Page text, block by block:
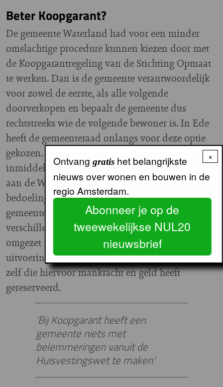
Beter Koopgarant?
De gemeente Waterland had voor een minder
omslachtige procedure kunnen kiezen door met
de Koopgarantregeling van de Stichting Opmaat
te werken. Dan is de gemeente verantwoordelijk
voor zowel de eerste, als alle volgende
doorverkopen en bepaalt de gemeente dus
rechtstreeks wie de volgende bewoner is. In Ede
heeft de gemeenteraad onlangs voor deze optie
gekozen. De eerste Koopgarantwoningen zijn
inmiddels aangeboden in een nieuwbouwproject
aan de Weversteeg in het dorp Otterlo. Het is de
bedoeling dat ook in andere projecten – de
gemeente wil honderd sociale koopwoningen op
verschillende locaties – woningen worden
omgezet naar Koopgarantwoningen. De
uitvoering van de regeling loopt via de gemeente
zelf die hiervoor mankracht en geld heeft
gereserveerd.
‘Bij Koopgarant heeft een
gemeente niets met
belemmeringen vanuit de
Huisvestingswet te maken’
×
Ontvang gratishet belangrijkste
nieuws over wonen en bouwen in de
regio Amsterdam.
Abonneer je op de
tweewekelijkse NUL20
nieuwsbrief